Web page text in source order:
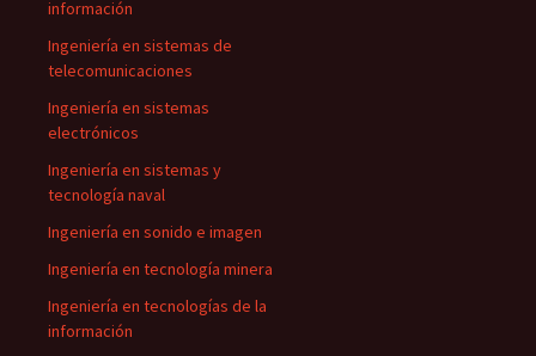
información
Ingeniería en sistemas de
telecomunicaciones
Ingeniería en sistemas
electrónicos
Ingeniería en sistemas y
tecnología naval
Ingeniería en sonido e imagen
Ingeniería en tecnología minera
Ingeniería en tecnologías de la
información